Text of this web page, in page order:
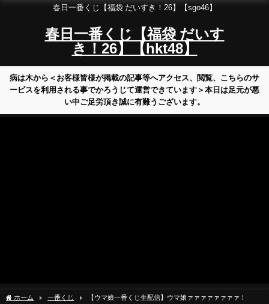
春日一番くじ【福袋 だいすき！26】【sgo46】
春日一番くじ【福袋 だいす
き！26】【hkt48】
病は木から＜お客様皆様が掲載の記事等へアクセス、閲覧、こちらのサ
ービスを利用される事でかろうじて運営できています＞本日は足元が悪
い中ご足労頂き誠に有難うございます。
ホーム 一番くじ 【ウマ娘一番くじ生配信】ウマ娘ァァァァァァァァ！